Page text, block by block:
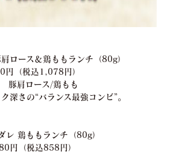
ロース＆鶏ももランチ（80g）
円（税込1,078円）
豚肩ロース/鶏もも
深さの“バランス最強コンビ”。
レ 鶏ももランチ（80g）
円（税込858円）